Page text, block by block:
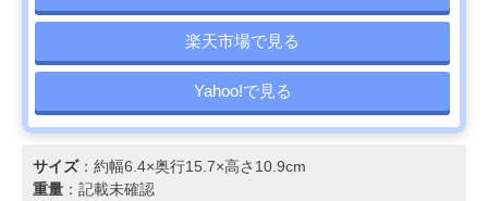
楽天市場で見る
Yahoo!で見る
サイズ：約幅6.4×奥行15.7×高さ10.9cm
重量 ：記載未確認